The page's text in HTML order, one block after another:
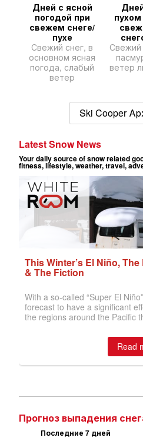
Дней с ясной
погодой при
свежем снеге/
пухе
Свежий снег, в
основном ясная
погода, слабый
ветер
пухом
Свежий
ветер
Ski Cooper
Прогноз выпадения
Последние 7 дней